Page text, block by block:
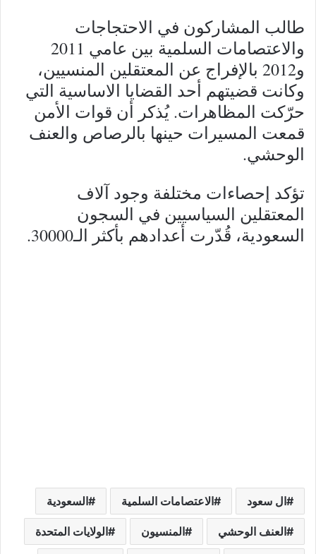
طالب المشاركون في الاحتجاجات
والاعتصامات السلمية بين عامي 2011
و2012 بالإفراج عن المعتقلين المنسيين،
وكانت قضيتهم أحد القضايا الاساسية التي
حرّكت المظاهرات. يُذكر أن قوات الأمن
قمعت المسيرات حينها بالرصاص والعنف
الوحشي.
تؤكد إحصاءات مختلفة وجود آلاف
المعتقلين السياسيين في السجون
السعودية، قُدّرت أعدادهم بأكثر الـ30000.
ال سعود الاعتصامات السلمية السعودية
العنف الوحشي المنسيون الولايات المتحدة